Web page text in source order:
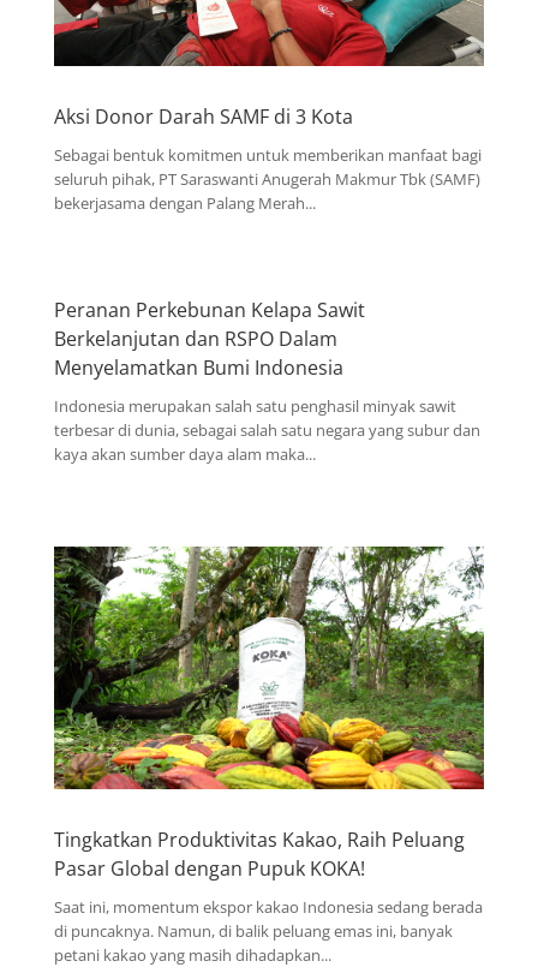
Aksi Donor Darah SAMF di 3 Kota
Sebagai bentuk komitmen untuk memberikan manfaat bagi
seluruh pihak, PT Saraswanti Anugerah Makmur Tbk (SAMF)
bekerjasama dengan Palang Merah...
Peranan Perkebunan Kelapa Sawit
Berkelanjutan dan RSPO Dalam
Menyelamatkan Bumi Indonesia
Indonesia merupakan salah satu penghasil minyak sawit
terbesar di dunia, sebagai salah satu negara yang subur dan
kaya akan sumber daya alam maka...
Tingkatkan Produktivitas Kakao, Raih Peluang
Pasar Global dengan Pupuk KOKA!
Saat ini, momentum ekspor kakao Indonesia sedang berada
di puncaknya. Namun, di balik peluang emas ini, banyak
petani kakao yang masih dihadapkan...